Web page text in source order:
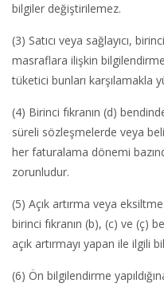
bilgiler değiştirilemez.
(3) Satıcı veya sağlayıcı,
masraflara ilişkin
tüketici bunları karşılamakla
(4) Birinci fıkranın (d)
süreli sözleşmelerde veya
her faturalama dönemi
zorunludur.
(5) Açık artırma veya
birinci fıkranın (b), (c) ve (ç)
açık artırmayı yapan ile ilgili
(6) Ön bilgilendirme